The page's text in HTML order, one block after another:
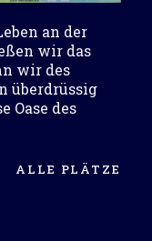
an der
wir das
wir des
überdrüssig
Oase des
ALLE PLÄTZE